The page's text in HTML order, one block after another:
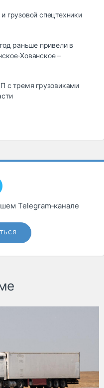
грузовой спецтехники
раньше привели в
Хованское –
с тремя грузовиками
Telegram‑канале